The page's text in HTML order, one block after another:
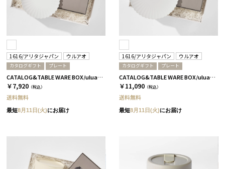
1616/アリタジャパン ウルアオ
カタログギフト プレート
CATALOG&TABLE WARE BOX/uluao/パレスプレート160 2枚セット/全5種 アウレリアーナ
￥7,920 （税込）
送料無料
最短8月11日(火)にお届け
1616/アリタジャパン ウルアオ
カタログギフト プレート
CATALOG&TABLE WARE BOX/uluao/パレスプレート220 2枚セット/全5種 アウレリアーナ
￥11,090 （税込）
送料無料
最短8月11日(火)にお届け